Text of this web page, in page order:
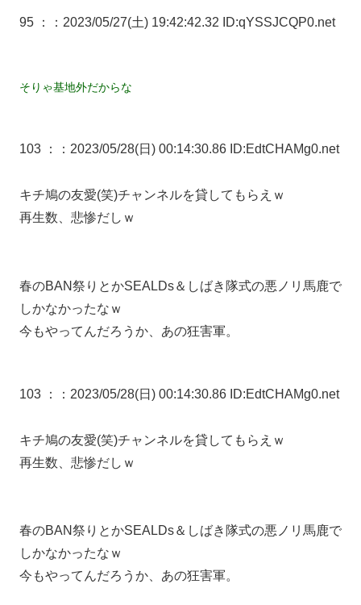
95 ： ：2023/05/27(土) 19:42:42.32 ID:qYSSJCQP0.net
そりゃ基地外だからな
103 ： ：2023/05/28(日) 00:14:30.86 ID:EdtCHAMg0.net
キチ鳩の友愛(笑)チャンネルを貸してもらえｗ
再生数、悲惨だしｗ
春のBAN祭りとかSEALDs＆しばき隊式の悪ノリ馬鹿で
しかなかったなｗ
今もやってんだろうか、あの狂害軍。
103 ： ：2023/05/28(日) 00:14:30.86 ID:EdtCHAMg0.net
キチ鳩の友愛(笑)チャンネルを貸してもらえｗ
再生数、悲惨だしｗ
春のBAN祭りとかSEALDs＆しばき隊式の悪ノリ馬鹿で
しかなかったなｗ
今もやってんだろうか、あの狂害軍。